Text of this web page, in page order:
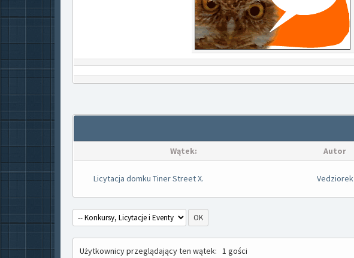
Wątek: Autor
Licytacja domku Tiner Street X. Vedziorek
Użytkownicy przeglądający ten wątek: 1 gości